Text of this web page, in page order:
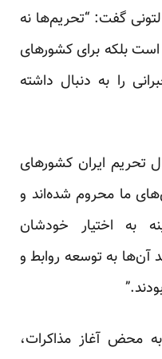
گفت: “تحریم‌ها نه
است بلکه برای کشورهای
را به دنبال داشته
تحریم ایران کشورهای
ما محروم شده‌اند و
به اختیار خودشان
آن‌ها به توسعه روابط و
محض آغاز مذاکرات،